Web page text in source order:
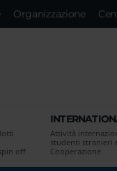
Organizzazione
off
Attività
studenti stranieri
Cooperazione